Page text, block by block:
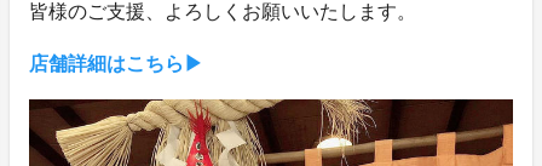
皆様のご支援、よろしくお願いいたします。
店舗詳細はこちら▶